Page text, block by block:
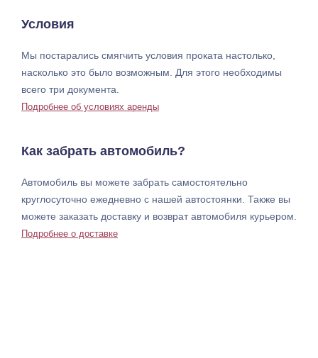
Условия
Мы постарались смягчить условия проката настолько,
насколько это было возможным. Для этого необходимы
всего три документа.
Подробнее об условиях аренды
Как забрать автомобиль?
Автомобиль вы можете забрать самостоятельно
круглосуточно ежедневно с нашей автостоянки. Также вы
можете заказать доставку и возврат автомобиля курьером.
Подробнее о доставке